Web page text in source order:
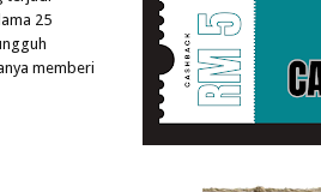
25
memberi